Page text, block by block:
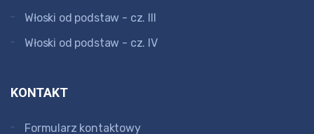
Włoski od podstaw - cz. III
Włoski od podstaw - cz. IV
KONTAKT
Formularz kontaktowy